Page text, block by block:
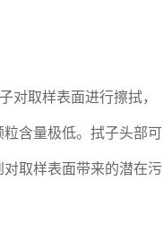
对取样表面进行擦拭，
含量极低。拭子头部可
取样表面带来的潜在污